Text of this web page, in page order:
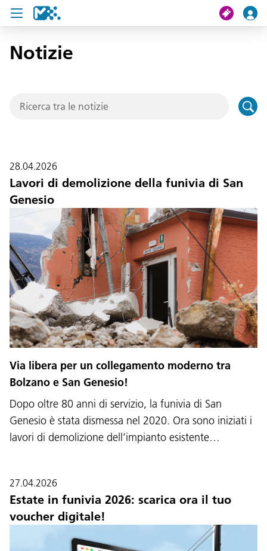
Cerca
Notizie
Progetti
Assistenza e contatto
Notizie
28.04.2026
Lavori di demolizione della funivia di San
Genesio
Via libera per un collegamento moderno tra
Bolzano e San Genesio!
Dopo oltre 80 anni di servizio, la funivia di San
Genesio è stata dismessa nel 2020. Ora sono iniziati i
lavori di demolizione dell’impianto esistente…
27.04.2026
Estate in funivia 2026: scarica ora il tuo
voucher digitale!